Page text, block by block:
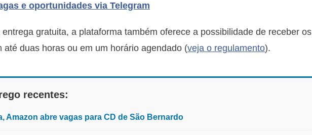
e oportunidades via Telegram
gratuita, a plataforma também oferece a possibilidade de receber os
até duas horas ou em um horário agendado (veja o regulamento).
recentes:
Amazon abre vagas para CD de São Bernardo